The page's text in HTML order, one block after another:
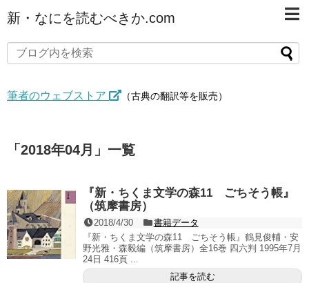
新・なにを読むべきか.com
筆者のウェブストア （古典の翻訳等を販売）
「 2018年04月 」 一覧
『新・ちくま文学の森11 ごちそう帳』
（筑摩書房）
2018/4/30
書籍データ
『新・ちくま文学の森11 ごちそう帳』鶴見俊輔・安
野光雅・森毅編（筑摩書房）全16巻 四六判 1995年7月
24日 416頁 ...
記事を読む